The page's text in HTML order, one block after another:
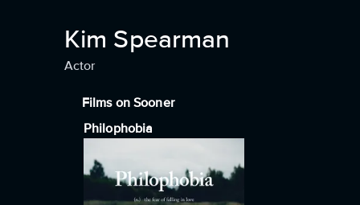
Kim Spearman
Actor
Films on Sooner
Philophobia